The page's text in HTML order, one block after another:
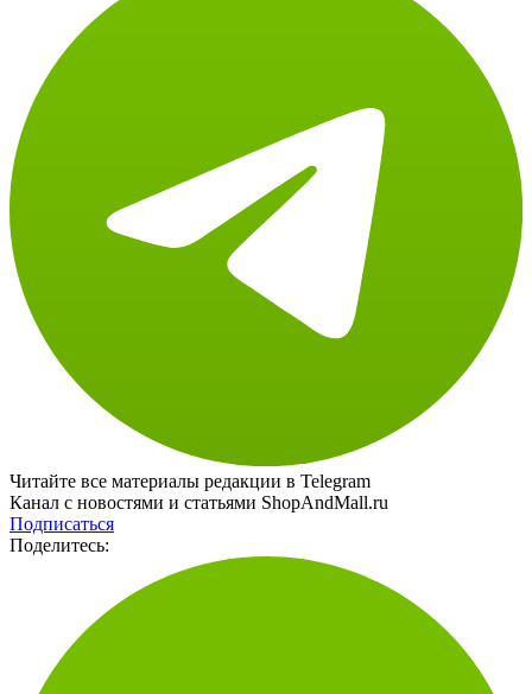
Читайте все материалы редакции в Telegram
Канал с новостями и статьями ShopAndMall.ru
Подписаться
Поделитесь: